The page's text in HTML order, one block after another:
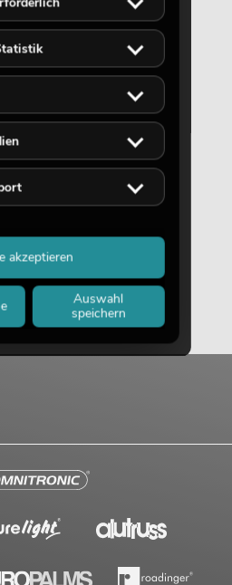
Auswahl
speichern
akzeptieren